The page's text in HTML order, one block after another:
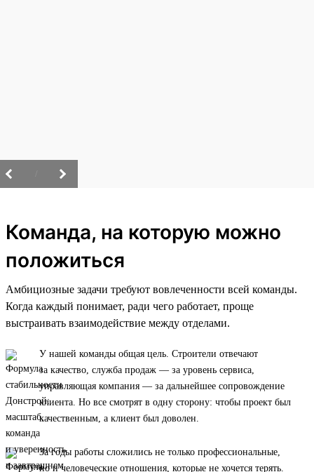
Команда, на которую можно
положиться
Амбициозные задачи требуют вовлеченности всей команды.
Когда каждый понимает, ради чего работает, проще
выстраивать взаимодействие между отделами.
У нашей команды общая цель. Строители отвечают
за качество, служба продаж — за уровень сервиса,
управляющая компания — за дальнейшее сопровождение
клиента. Но все смотрят в одну сторону: чтобы проект был
качественным, а клиент был доволен.
За годы работы сложились не только профессиональные,
но и человеческие отношения, которые не хочется терять.